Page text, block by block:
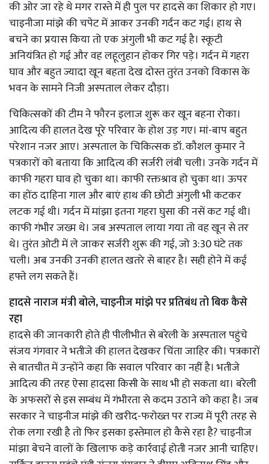
की ओर जा रहे थे मगर रास्ते में ही पुल पर हादसे का शिकार हो गए।
चाइनीजा मांझे की चपेट में आकर उनकी गर्दन कट गई। हाथ से
बचने का प्रयास किया तो एक अंगुली भी कट गई है। स्कूटी
अनियंत्रित हो गई और वह लहूलुहान होकर गिर पड़े। गर्दन में गहरा
घाव और बहुत ज्यादा खून बहता देख दोस्त तुरंत उनको विकास के
भवन के सामने निजी अस्पताल लेकर दौड़ा।
चिकित्सकों की टीम ने फौरन इलाज शुरू कर खून बहना रोका।
आदित्य की हालत देख पूरे परिवार के होश उड़ गए। मां-बाप बहुत
परेशान नजर आए। अस्पताल के चिकित्सक डॉ. कौशल कुमार ने
पत्रकारों को बताया कि आदित्य की सर्जरी लंबी चली। उनके गर्दन में
काफी गहरा घाव हो चुका था। काफी रक्तश्राव हो चुका था। ऊपर
का होंठ दाहिना गाल और बाएं हाथ की छोटी अंगुली भी कटकर
लटक गई थी। गर्दन में मांझा इतना गहरा घुसा की नसें कट गई थी।
काफी गंभीर जख्म थे। जब अस्पताल लाया गया तो वह खून से तर
थे। तुरंत ओटी में ले जाकर सर्जरी शुरू की गई, जो 3:30 घंटे तक
चली। अब उनकी उनकी हालत खतरे से बाहर है। सही होने में कई
हफ्ते लग सकते हैं।
हादसे नाराज मंत्री बोले, चाइनीज मांझे पर प्रतिबंध तो बिक कैसे
रहा
हादसे की जानकारी होते ही पीलीभीत से बरेली के अस्पताल पहुंचे
संजय गंगवार ने भतीजे की हालत देखकर चिंता जाहिर की। पत्रकारों
से बातचीत में उन्होंने कहा कि सवाल परिवार का नहीं है। भतीजे
आदित्य की तरह ऐसा हादसा किसी के साथ भी हो सकता था। बरेली
के अफसरों से इस सम्बंध में गंभीरता से कदम उठाने को कहा है। जब
सरकार ने चाइनीज मांझे की खरीद-फरोख्त पर राज्य में पूरी तरह से
रोक लगा रखी है तो फिर इसका इस्तेमाल हो कैसे रहा है? चाइनीज
मांझा बेचने वालों के खिलाफ कड़े कार्रवाई होती नजर आनी चाहिए।